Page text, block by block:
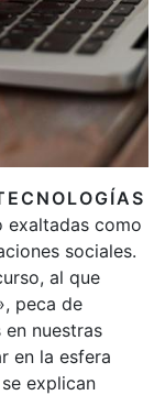
exaltadas como
sociales.
al que
peca de
nuestras
en la esfera
explican